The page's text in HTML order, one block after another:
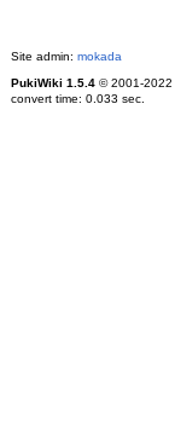
Site admin: mokada
PukiWiki 1.5.4© 2001-2022
convert time: 0.033 sec.